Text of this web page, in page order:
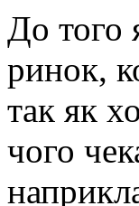
До того
ринок,
так як
чого